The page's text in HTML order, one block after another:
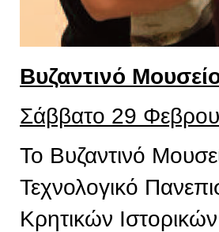
Βυζαντινό
Σάββατο 29
Το Βυζαντινό
Τεχνολογικό
Κρητικών